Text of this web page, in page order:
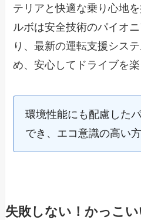
テリアと快適な乗り心地
ルボは安全技術のパイオ
り、最新の運転支援シス
め、安心してドライブを楽
環境性能にも配慮した
でき、エコ意識の高い
失敗しない！かっこ